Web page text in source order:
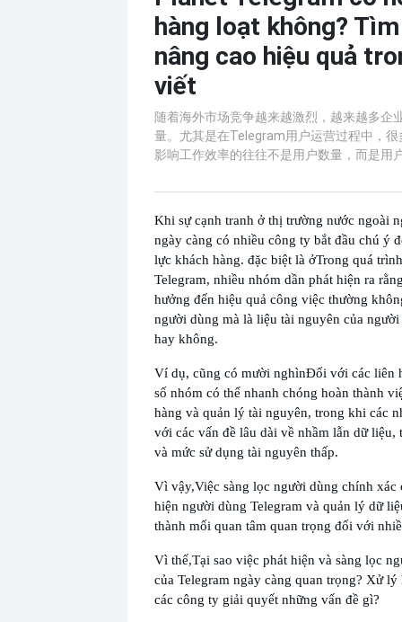
hàng loạt không?
nâng cao hiệu quả
viết
随着海外市场竞争越来越激烈，越来越多企
量。尤其是在Telegram用户运营过程中，
影响工作效率的往往不是用户数量，而是用
Khi sự cạnh tranh ở thị trường nước ngoài
ngày càng có nhiều công ty bắt đầu chú ý
lực khách hàng. đặc biệt là ởTrong quá
Telegram, nhiều nhóm dần phát hiện ra
hưởng đến hiệu quả công việc thường
người dùng mà là liệu tài nguyên của
hay không.
Ví dụ, cũng có mười nghìnĐối với các liên
số nhóm có thể nhanh chóng hoàn thành
hàng và quản lý tài nguyên, trong khi các
với các vấn đề lâu dài về nhầm lẫn dữ liệu,
và mức sử dụng tài nguyên thấp.
Vì vậy,Việc sàng lọc người dùng chính xác
hiện người dùng Telegram và quản lý dữ
thành mối quan tâm quan trọng đối với
Vì thế,Tại sao việc phát hiện và sàng lọc
của Telegram ngày càng quan trọng? Xử
các công ty giải quyết những vấn đề gì?